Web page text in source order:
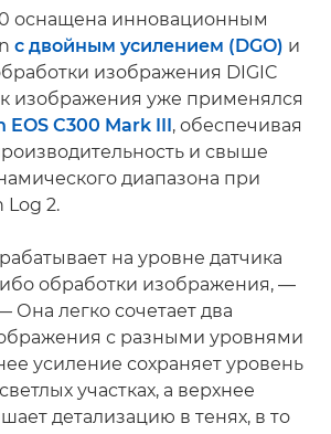
оснащена инновационным
с двойным усилением (DGO) и
изображения DIGIC
изображения уже применялся
EOS C300 Mark III, обеспечивая
и свыше
диапазона при
Log 2.
на уровне датчика
обработки изображения, —
Она легко сочетает два
с разными уровнями
усиление сохраняет уровень
участках, а верхнее
детализацию в тенях, в то